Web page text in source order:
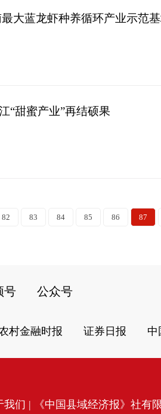
大蓝龙虾种养循环产业示范
“甜蜜产业”再结硕果
82 83 84 85 86 87
号 公众号
村金融时报 证券日报 中
我们 | 《中国县域经济报》社有